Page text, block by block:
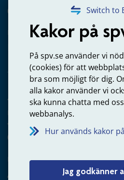
Switch to
Kakor på
På spv.se använder vi
(cookies) för att
bra som möjligt för dig.
alla kakor använder vi
ska kunna chatta med
webbanalys.
Hur används kakor
Jag godkänner
020-65 00 65
Kontakta oss
Arbetsgivare
Frågor om administration av
anställning
060-18 75 03
Kontakta oss
Arbetsgivare – skicka